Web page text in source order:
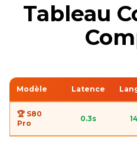
Tableau
Modèle Latence
🏆 S80
Pro
0.3s